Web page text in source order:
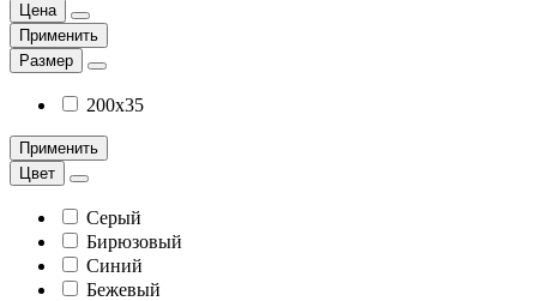
Цена
Применить
Размер
200x35
Применить
Цвет
Серый
Бирюзовый
Синий
Бежевый